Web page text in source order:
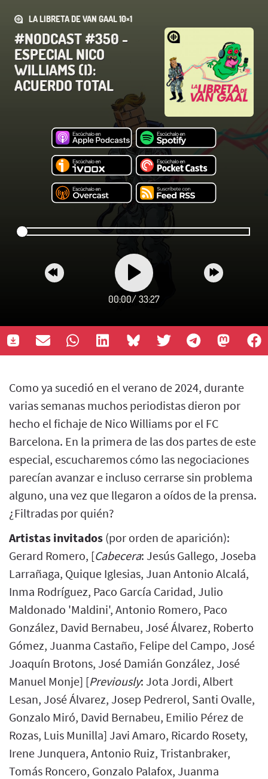
LA LIBRETA DE VAN GAAL 10×1
#NODCAST #350 -
ESPECIAL NICO
WILLIAMS (I):
ACUERDO TOTAL
00:00/ 33:27
Como ya sucedió en el verano de 2024, durante
varias semanas muchos periodistas dieron por
hecho el fichaje de Nico Williams por el FC
Barcelona. En la primera de las dos partes de este
especial, escucharemos cómo las negociaciones
parecían avanzar e incluso cerrarse sin problema
alguno, una vez que llegaron a oídos de la prensa.
¿Filtradas por quién?
Artistas invitados (por orden de aparición):
Gerard Romero, [Cabecera: Jesús Gallego, Joseba
Larrañaga, Quique Iglesias, Juan Antonio Alcalá,
Inma Rodríguez, Paco García Caridad, Julio
Maldonado 'Maldini', Antonio Romero, Paco
González, David Bernabeu, José Álvarez, Roberto
Gómez, Juanma Castaño, Felipe del Campo, José
Joaquín Brotons, José Damián González, José
Manuel Monje] [Previously: Jota Jordi, Albert
Lesan, José Álvarez, Josep Pedrerol, Santi Ovalle,
Gonzalo Miró, David Bernabeu, Emilio Pérez de
Rozas, Luis Munilla] Javi Amaro, Ricardo Rosety,
Irene Junquera, Antonio Ruiz, Tristanbraker,
Tomás Roncero, Gonzalo Palafox, Juanma